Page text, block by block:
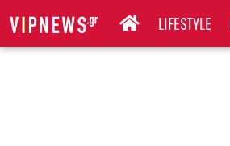
LIFESTYLE